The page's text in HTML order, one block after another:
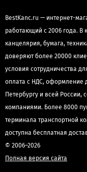
BestKanc.ru — интернет-
работающий с 2006 года. В
канцелярия, бумага,
доверяют более 20000
условия сотрудничества
оплата с НДС, оформление
Петербургу и всей
компаниями. Более 8000
терминала транспортной
доступна бесплатная
© 2006–2026
Полная версия сайта